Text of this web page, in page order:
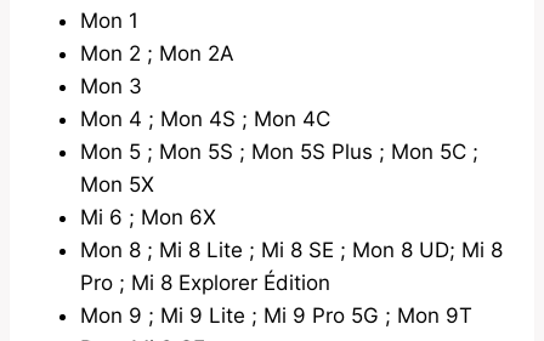
Mon 1
Mon 2 ; Mon 2A
Mon 3
Mon 4 ; Mon 4S ; Mon 4C
Mon 5 ; Mon 5S ; Mon 5S Plus ; Mon 5C ;
Mon 5X
Mi 6 ; Mon 6X
Mon 8 ; Mi 8 Lite ; Mi 8 SE ; Mon 8 UD; Mi 8
Pro ; Mi 8 Explorer Édition
Mon 9 ; Mi 9 Lite ; Mi 9 Pro 5G ; Mon 9T